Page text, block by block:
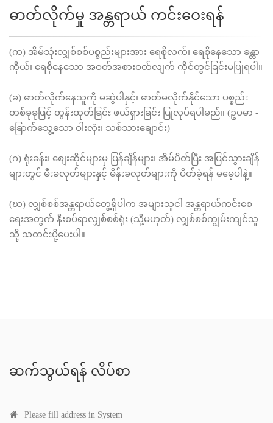
ဓာတ်လိုက်မှု အန္တရာယ် ကင်းဝေးရန်
(က) အိမ်သုံးလျှစ်စစ်ပစ္စည်းများအား ရေစိုလက်၊ ရေစိုနေသော ခန္တာ
ကိုယ်၊ ရေစိုနေသော အဝတ်အစားဝတ်လျက် ကိုင်တွင်ခြင်းမပြုရပါ။
(ခ) ဓာတ်လိုက်နေသူကို မဆွဲပါနှင့်၊ ဓာတ်မလိုက်နိုင်သော ပစ္စည်း
တစ်ခုခုဖြင့် တွန်းထုတ်ခြင်း ဖယ်ရှားခြင်း ပြုလုပ်ရပါမည်။ (ဥပမာ -
ခြောက်သွေ့သော ဝါးလုံး၊ သစ်သားချောင်း)
(ဂ) ရုံးခန်း၊ စျေးဆိုင်များမှ ပြန်ချိန်များ၊ အိမ်ပိတ်ပြီး အပြင်သွားချိန်
များတွင် မီးခလုတ်များနှင့် မိန်းခလုတ်များကို ပိတ်ခဲ့ရန် မမေ့ပါနဲ့။
(ဃ) လျှစ်စစ်အန္တရာယ်တွေ့ရှိပါက အများသူငါ အန္တရာယ်ကင်းစေ
ရေးအတွက် နီးစပ်ရာလျှစ်စစ်ရုံး (သို့မဟုတ်) လျှစ်စစ်ကျွမ်းကျင်သူ
သို့ သတင်းပို့ပေးပါ။
ဆက်သွယ်ရန် လိပ်စာ
Please fill address in System